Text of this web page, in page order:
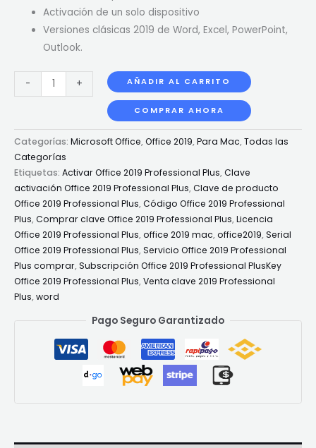
Activación de un solo dispositivo
Versiones clásicas 2019 de Word, Excel, PowerPoint,
Outlook.
- + AÑADIR AL CARRITO
COMPRAR AHORA
Categorías: Microsoft Office,Office 2019,Para Mac,Todas las
Categorías
Etiquetas: Activar Office 2019 Professional Plus,Clave
activación Office 2019 Professional Plus,Clave de producto
Office 2019 Professional Plus,Código Office 2019 Professional
Plus,Comprar clave Office 2019 Professional Plus,Licencia
Office 2019 Professional Plus,office 2019 mac,office2019,Serial
Office 2019 Professional Plus,Servicio Office 2019 Professional
Plus comprar,Subscripción Office 2019 Professional PlusKey
Office 2019 Professional Plus,Venta clave 2019 Professional
Plus,word
Pago Seguro Garantizado